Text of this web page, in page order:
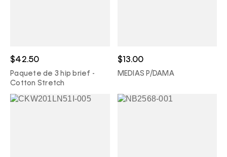
$42.50
Paquete de 3 hip brief -
Cotton Stretch
$13.00
MEDIAS P/DAMA